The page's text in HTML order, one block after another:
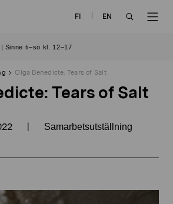
FI
EN
Sinne ti–sö kl. 12–17
Olga Benedicte: Tears of Salt
Tears of Salt
| Samarbetsutställning